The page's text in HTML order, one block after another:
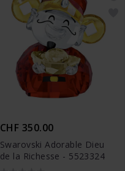
CHF 350.00
Swarovski Adorable Dieu
de la Richesse - 5523324